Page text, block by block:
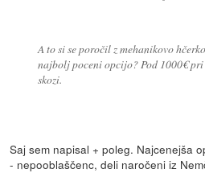
A to si se poročil z mehanikovo
najbolj poceni opcijo? Pod 1000€ pri
skozi.
Saj sem napisal + poleg. Najcenejša
- nepooblaščenc, deli naročeni iz